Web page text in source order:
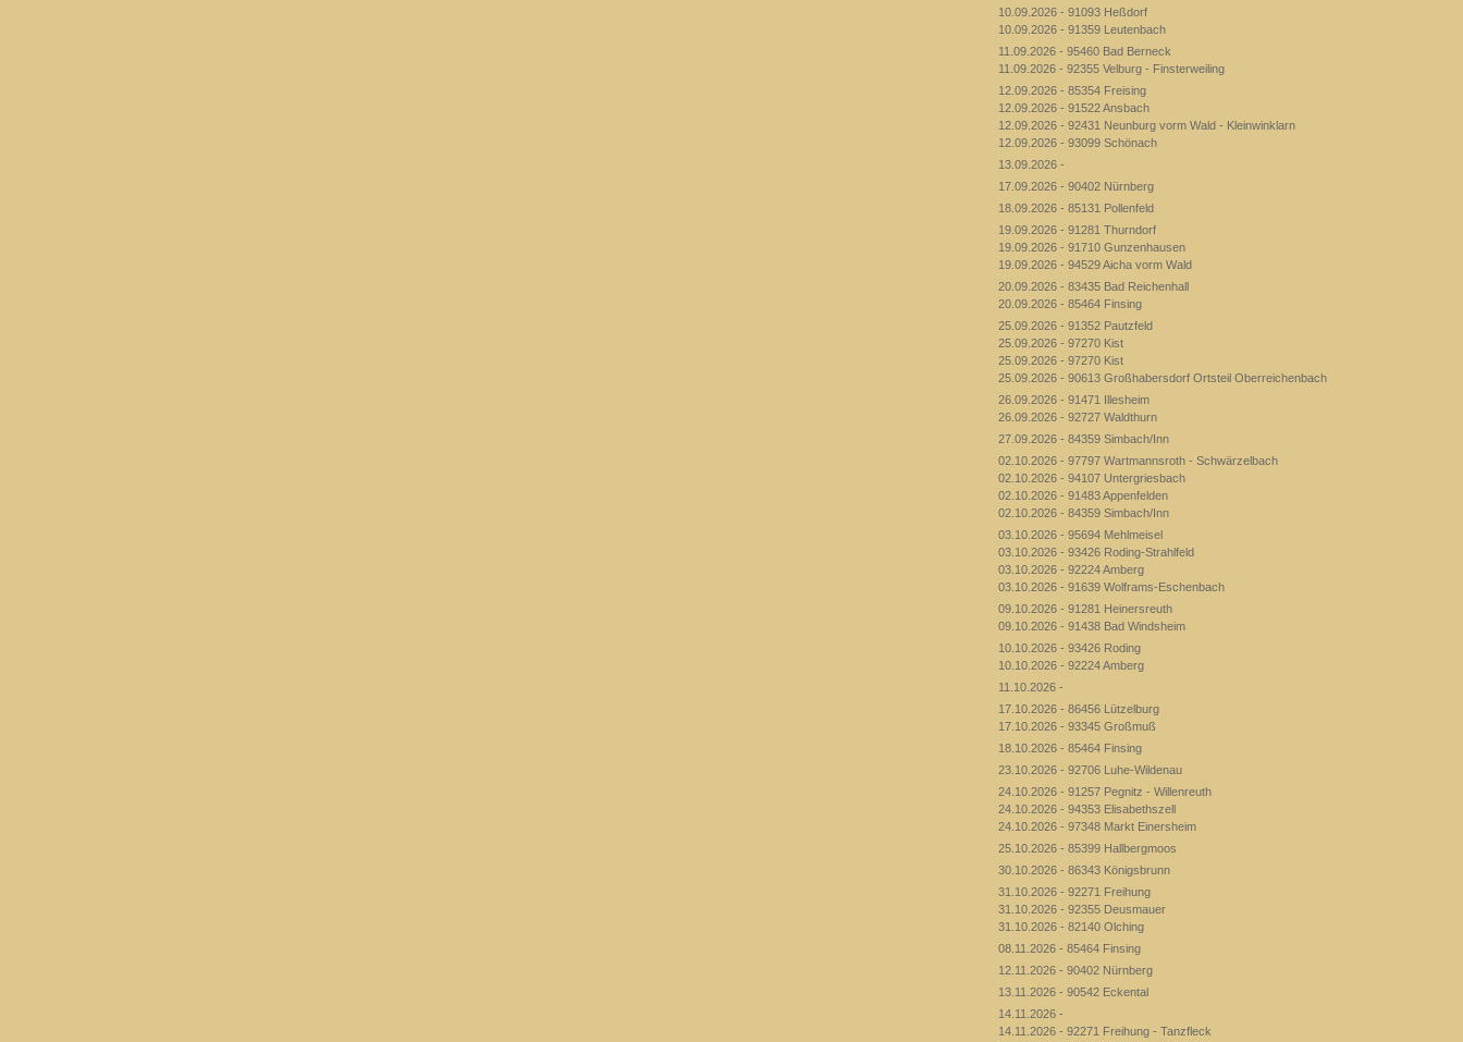
10.09.2026 - 91093 Heßdorf
10.09.2026 - 91359 Leutenbach
11.09.2026 - 95460 Bad Berneck
11.09.2026 - 92355 Velburg - Finsterweiling
12.09.2026 - 85354 Freising
12.09.2026 - 91522 Ansbach
12.09.2026 - 92431 Neunburg vorm Wald - Kleinwinklarn
12.09.2026 - 93099 Schönach
13.09.2026 -
17.09.2026 - 90402 Nürnberg
18.09.2026 - 85131 Pollenfeld
19.09.2026 - 91281 Thurndorf
19.09.2026 - 91710 Gunzenhausen
19.09.2026 - 94529 Aicha vorm Wald
20.09.2026 - 83435 Bad Reichenhall
20.09.2026 - 85464 Finsing
25.09.2026 - 91352 Pautzfeld
25.09.2026 - 97270 Kist
25.09.2026 - 97270 Kist
25.09.2026 - 90613 Großhabersdorf Ortsteil Oberreichenbach
26.09.2026 - 91471 Illesheim
26.09.2026 - 92727 Waldthurn
27.09.2026 - 84359 Simbach/Inn
02.10.2026 - 97797 Wartmannsroth - Schwärzelbach
02.10.2026 - 94107 Untergriesbach
02.10.2026 - 91483 Appenfelden
02.10.2026 - 84359 Simbach/Inn
03.10.2026 - 95694 Mehlmeisel
03.10.2026 - 93426 Roding-Strahlfeld
03.10.2026 - 92224 Amberg
03.10.2026 - 91639 Wolframs-Eschenbach
09.10.2026 - 91281 Heinersreuth
09.10.2026 - 91438 Bad Windsheim
10.10.2026 - 93426 Roding
10.10.2026 - 92224 Amberg
11.10.2026 -
17.10.2026 - 86456 Lützelburg
17.10.2026 - 93345 Großmuß
18.10.2026 - 85464 Finsing
23.10.2026 - 92706 Luhe-Wildenau
24.10.2026 - 91257 Pegnitz - Willenreuth
24.10.2026 - 94353 Elisabethszell
24.10.2026 - 97348 Markt Einersheim
25.10.2026 - 85399 Hallbergmoos
30.10.2026 - 86343 Königsbrunn
31.10.2026 - 92271 Freihung
31.10.2026 - 92355 Deusmauer
31.10.2026 - 82140 Olching
08.11.2026 - 85464 Finsing
12.11.2026 - 90402 Nürnberg
13.11.2026 - 90542 Eckental
14.11.2026 -
14.11.2026 - 92271 Freihung - Tanzfleck